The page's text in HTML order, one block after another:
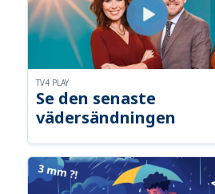
Se den senaste
vädersändningen
TV4 PLAY